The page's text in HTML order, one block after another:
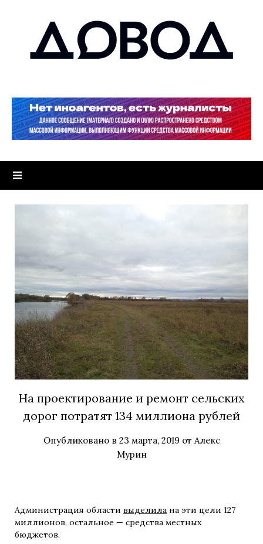
На проектирование и ремонт сельских
дорог потратят 134 миллиона рублей
Опубликовано в 23 марта, 2019 от Алекс
Мурин
Администрация области выделила на эти цели 127
миллионов, остальное — средства местных
бюджетов.